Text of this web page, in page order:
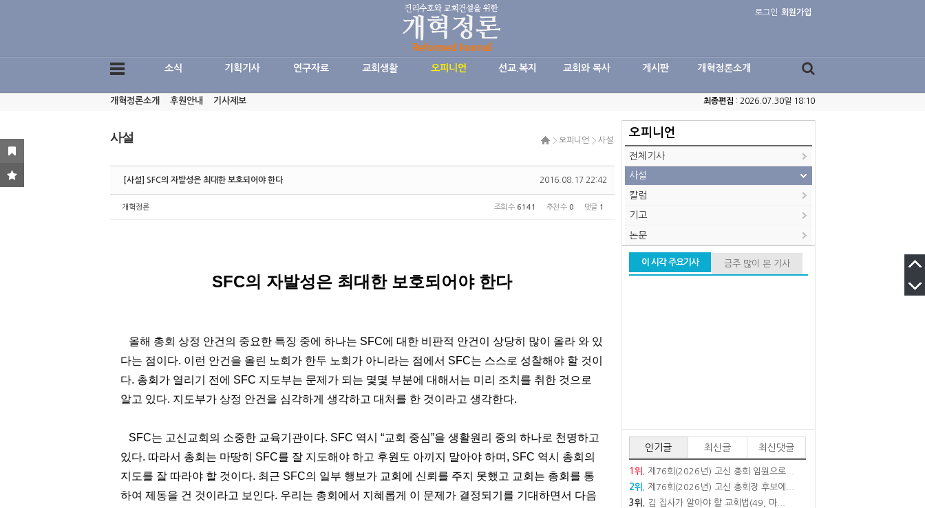
로그인 회원가입
소식 기획기사 연구자료 교회생활 오피니언 선교.복지 교회와 목사 게시판 개혁정론소개
개혁정론소개 후원안내 기사제보 최종편집 : 2026.07.30일 18:10
사설 오피니언 사설
2016.08.17 22:42
[사설] SFC의 자발성은 최대한 보호되어야 한다
개혁정론 조회 수 6141 추천 수 0 댓글 1
SFC의 자발성은 최대한 보호되어야 한다
올해 총회 상정 안건의 중요한 특징 중에 하나는 SFC에 대한 비판적 안건이 상당히 많이 올라 와 있
다는 점이다. 이런 안건을 올린 노회가 한두 노회가 아니라는 점에서 SFC는 스스로 성찰해야 할 것이
다. 총회가 열리기 전에 SFC 지도부는 문제가 되는 몇몇 부분에 대해서는 미리 조치를 취한 것으로
알고 있다. 지도부가 상정 안건을 심각하게 생각하고 대처를 한 것이라고 생각한다.
SFC는 고신교회의 소중한 교육기관이다. SFC 역시 “교회 중심”을 생활원리 중의 하나로 천명하고
있다. 따라서 총회는 마땅히 SFC를 잘 지도해야 하고 후원도 아끼지 말아야 하며 , SFC 역시 총회의
지도를 잘 따라야 할 것이다. 최근 SFC의 일부 행보가 교회에 신뢰를 주지 못했고 교회는 총회를 통
하여 제동을 건 것이라고 보인다. 우리는 총회에서 지혜롭게 이 문제가 결정되기를 기대하면서 다음
오피니언
전체기사
사설
칼럼
기고
논문
이 시각 주요기사 금주 많이 본 기사
인기글 최신글 최신댓글
1위.
제76회(2026년) 고신 총회 임원으로...
2위.
제76회(2026년) 고신 총회장 후보에...
3위.
김 집사가 알아야 할 교회법(49, 마...
Sketchbook5, 스케치북5
Sketchbook5, 스케치북5